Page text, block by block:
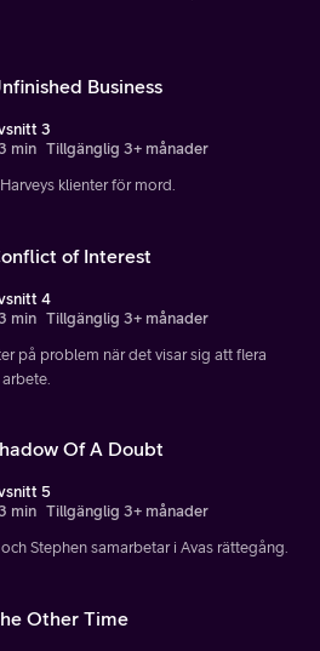
Business
3
min Tillgänglig 3+ månader
klienter för mord.
of Interest
4
min Tillgänglig 3+ månader
på problem när det visar sig att flera
Of A Doubt
5
min Tillgänglig 3+ månader
Stephen samarbetar i Avas rättegång.
Other Time